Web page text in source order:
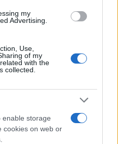
my
Advertising.
Use,
of my
with the
collected.
enable storage
cookies on web or
υποδομές, η
θα είναι ένας πολύ
για τον οποίο θα
ο οποίος θα γίνει
για πλούσιους